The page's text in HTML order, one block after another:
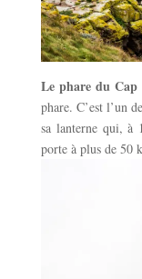
Le phare du Cap
phare. C’est l’un
sa lanterne qui, à
porte à plus de 50